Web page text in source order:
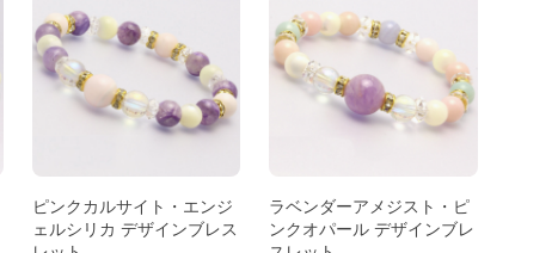
ピンクカルサイト・エンジ
ェルシリカ デザインブレス
ラベンダーアメジスト・ピ
ンクオパール デザインブレ